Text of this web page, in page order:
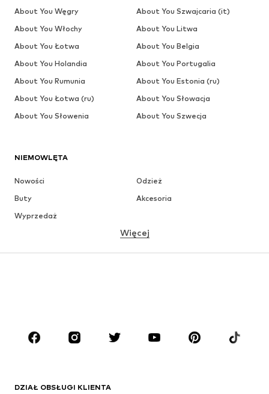
NIEMOWLĘTA
Nowości
Odzież
Buty
Akcesoria
Wyprzedaż
MARKI
Next
Więcej
DZIAŁ OBSŁUGI KLIENTA
About You Węgry
About You Szwajcaria (it)
About You Włochy
About You Litwa
About You Łotwa
About You Belgia
About You Holandia
About You Portugalia
About You Rumunia
About You Estonia (ru)
About You Łotwa (ru)
About You Słowacja
About You Słowenia
About You Szwecja